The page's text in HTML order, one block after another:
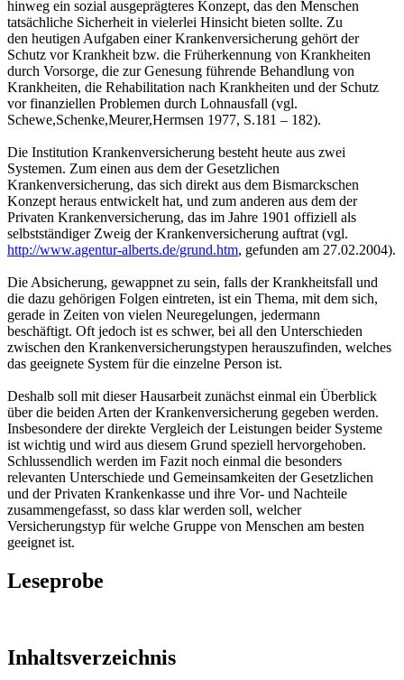
hinweg ein sozial ausgeprägteres Konzept, das den Menschen
tatsächliche Sicherheit in vielerlei Hinsicht bieten sollte. Zu
den heutigen Aufgaben einer Krankenversicherung gehört der
Schutz vor Krankheit bzw. die Früherkennung von Krankheiten
durch Vorsorge, die zur Genesung führende Behandlung von
Krankheiten, die Rehabilitation nach Krankheiten und der Schutz
vor finanziellen Problemen durch Lohnausfall (vgl.
Schewe,Schenke,Meurer,Hermsen 1977, S.181 – 182).
Die Institution Krankenversicherung besteht heute aus zwei
Systemen. Zum einen aus dem der Gesetzlichen
Krankenversicherung, das sich direkt aus dem Bismarckschen
Konzept heraus entwickelt hat, und zum anderen aus dem der
Privaten Krankenversicherung, das im Jahre 1901 offiziell als
selbstständiger Zweig der Krankenversicherung auftrat (vgl.
http://www.agentur-alberts.de/grund.htm, gefunden am 27.02.2004).
Die Absicherung, gewappnet zu sein, falls der Krankheitsfall und
die dazu gehörigen Folgen eintreten, ist ein Thema, mit dem sich,
gerade in Zeiten von vielen Neuregelungen, jedermann
beschäftigt. Oft jedoch ist es schwer, bei all den Unterschieden
zwischen den Krankenversicherungstypen herauszufinden, welches
das geeignete System für die einzelne Person ist.
Deshalb soll mit dieser Hausarbeit zunächst einmal ein Überblick
über die beiden Arten der Krankenversicherung gegeben werden.
Insbesondere der direkte Vergleich der Leistungen beider Systeme
ist wichtig und wird aus diesem Grund speziell hervorgehoben.
Schlussendlich werden im Fazit noch einmal die besonders
relevanten Unterschiede und Gemeinsamkeiten der Gesetzlichen
und der Privaten Krankenkasse und ihre Vor- und Nachteile
zusammengefasst, so dass klar werden soll, welcher
Versicherungstyp für welche Gruppe von Menschen am besten
geeignet ist.
Leseprobe
Inhaltsverzeichnis